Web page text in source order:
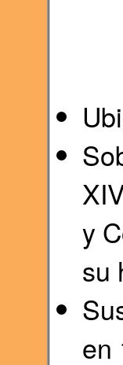
y
su
en